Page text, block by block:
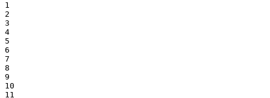
1
2
3
4
5
6
7
8
9
10
11